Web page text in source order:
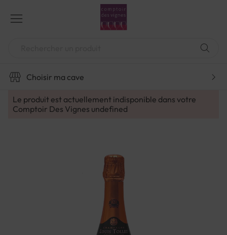
contenu
Choisir ma cave
Le produit est actuellement indisponible dans votre
Comptoir Des Vignes undefined